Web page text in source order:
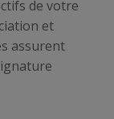
de votre
et
assurent